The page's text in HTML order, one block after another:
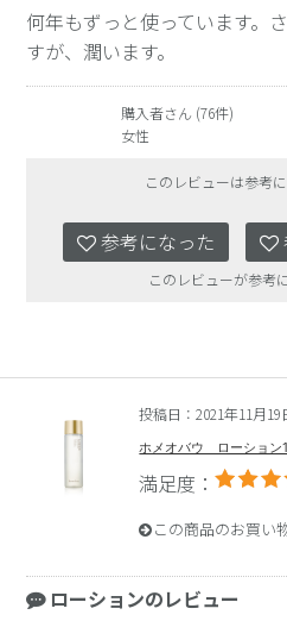
何年もずっと使っています。
すが、潤います。
購入者さん (76件)
女性
このレビューは参考
参考になった
このレビューが参考
投稿日：2021年11月19
ホメオバウ ローション
満足度：
この商品のお買い
ローションのレビュー